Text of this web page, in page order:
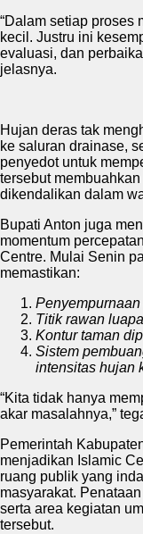
“Dalam setiap proses
kecil. Justru ini
evaluasi, dan
jelasnya.
Hujan deras tak
ke saluran drainase,
penyedot untuk
tersebut
dikendalikan dalam
Bupati Anton juga
momentum
Centre. Mulai Senin
memastikan:
Titik rawan
Kontur taman
Sistem
intensitas hujan
“Kita tidak hanya
akar masalahnya,”
Pemerintah
menjadikan Islamic
ruang publik yang
masyarakat.
serta area kegiatan
tersebut.